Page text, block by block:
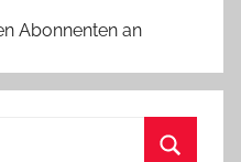
Abonnenten an